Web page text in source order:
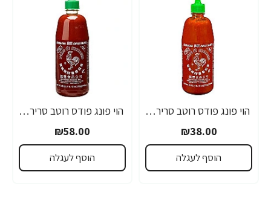
הוי פונג פודס רוטב סריראצ'ה פלפל צ'ילי חריף 435 גרם - מבית HUY FONG FOODS
₪38.00
הוסף לעגלה
הוי פונג פודס רוטב סריראצ'ה פלפל צ'ילי חריף 793 גרם - מבית HUY FONG FOODS
₪58.00
הוסף לעגלה